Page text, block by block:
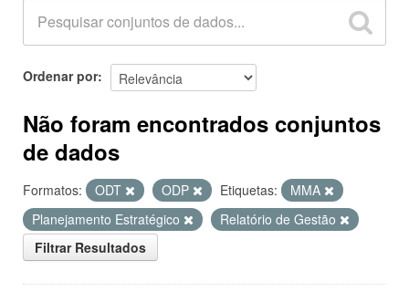
Ordenar por
Não foram encontrados conjuntos
de dados
Formatos: ODT ODP Etiquetas:
MMA
Planejamento Estratégico
Relatório de Gestão
Filtrar Resultados